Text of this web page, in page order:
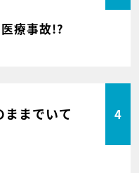
療事故!?
ままでいて 4